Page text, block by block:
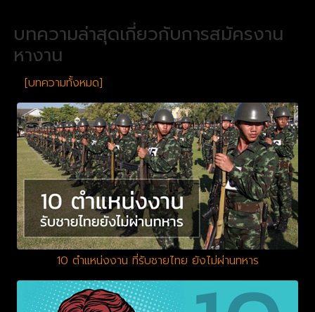
บทความล่าสุดเกี่ยวกับการสมัครงาน
หางาน
[บทความทั้งหมด]
10 ตำแหน่งงาน ที่รับชายไทย ยังไม่ผ่านทหาร